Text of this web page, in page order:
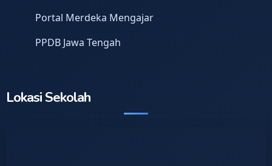
Portal Merdeka Mengajar
PPDB Jawa Tengah
Lokasi Sekolah